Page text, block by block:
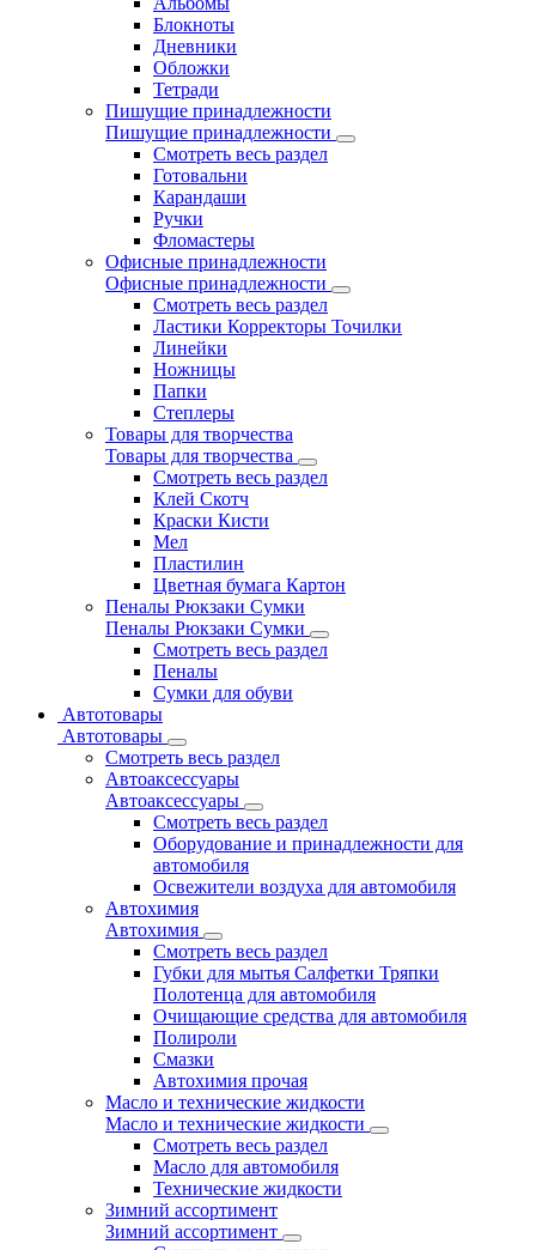
Блокноты
Дневники
Обложки
Тетради
Пишущие принадлежности
Пишущие принадлежности
Смотреть весь раздел
Готовальни
Карандаши
Ручки
Фломастеры
Офисные принадлежности
Офисные принадлежности
Смотреть весь раздел
Ластики Корректоры Точилки
Линейки
Ножницы
Папки
Степлеры
Товары для творчества
Товары для творчества
Смотреть весь раздел
Клей Скотч
Краски Кисти
Мел
Пластилин
Цветная бумага Картон
Пеналы Рюкзаки Сумки
Пеналы Рюкзаки Сумки
Смотреть весь раздел
Пеналы
Сумки для обуви
Автотовары
Автотовары
Смотреть весь раздел
Автоаксессуары
Автоаксессуары
Смотреть весь раздел
Оборудование и принадлежности для
автомобиля
Освежители воздуха для автомобиля
Автохимия
Автохимия
Смотреть весь раздел
Губки для мытья Салфетки Тряпки
Полотенца для автомобиля
Очищающие средства для автомобиля
Полироли
Смазки
Автохимия прочая
Масло и технические жидкости
Масло и технические жидкости
Смотреть весь раздел
Масло для автомобиля
Технические жидкости
Зимний ассортимент
Зимний ассортимент